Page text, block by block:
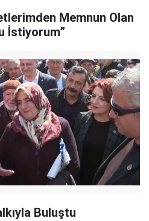
Memnun Olan
İstiyorum”
Buluştu